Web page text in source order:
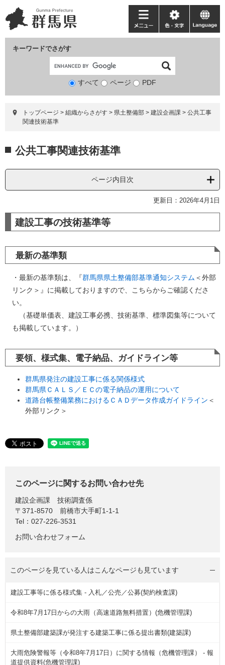
ー
ジ
ニ
ュ
て
キーワードでさがす
検
象
すべて ページ PDF
メ
ニ
ー
色・
文
language
トップページ > 組織からさがす > 県土整備部 > 建設企画課 > 公共工事
関連技術基準
文 公共工事関連技術基準
ページ内目次
更新日：2026年4月1日
建設工事の技術基準等
最新の基準類
・最新の基準類は、『群馬県県土整備部基準通知システム ＜外部
リンク＞ 』に掲載しておりますので、こちらからご確認くださ
い。
（基礎単価表、建設工事必携、技術基準、標準図集等について
も掲載しています。）
要領、様式集、電子納品、ガイドライン等
群馬県発注の建設工事に係る関係様式
群馬県ＣＡＬＳ／ＥＣの電子納品の運用について
道路台帳整備業務におけるＣＡＤデータ作成ガイドライン ＜
外部リンク＞
このページに関するお問い合わせ先
建設企画課
技術調査係
〒371-8570
前橋市大手町1-1-1
Tel：027-226-3531
お問い合わせフォーム
このページを見ている人はこんなページも見ています
建設工事等に係る様式集 - 入札／公売／公募(契約検査課)
令和8年7月17日からの大雨（高速道路無料措置）(危機管理課)
県土整備部建築課が発注する建築工事に係る提出書類(建築課)
大雨危険警報等（令和8年7月17日）に関する情報（危機管理課） - 報
道提供資料(危機管理課)